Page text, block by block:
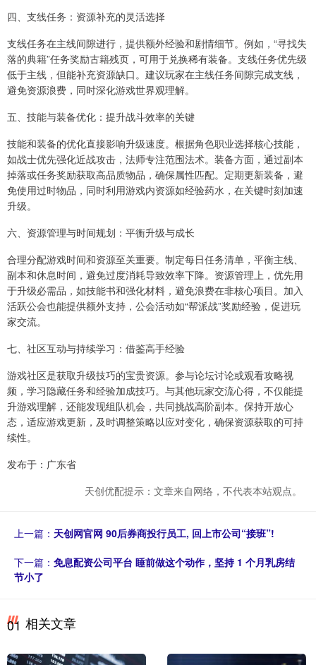
四、支线任务：资源补充的灵活选择
支线任务在主线间隙进行，提供额外经验和剧情细节。例如，“寻找失
落的典籍”任务奖励古籍残页，可用于兑换稀有装备。支线任务优先级
低于主线，但能补充资源缺口。建议玩家在主线任务间隙完成支线，
避免资源浪费，同时深化游戏世界观理解。
五、技能与装备优化：提升战斗效率的关键
技能和装备的优化直接影响升级速度。根据角色职业选择核心技能，
如战士优先强化近战攻击，法师专注范围法术。装备方面，通过副本
掉落或任务奖励获取高品质物品，确保属性匹配。定期更新装备，避
免使用过时物品，同时利用游戏内资源如经验药水，在关键时刻加速
升级。
六、资源管理与时间规划：平衡升级与成长
合理分配游戏时间和资源至关重要。制定每日任务清单，平衡主线、
副本和休息时间，避免过度消耗导致效率下降。资源管理上，优先用
于升级必需品，如技能书和强化材料，避免浪费在非核心项目。加入
活跃公会也能提供额外支持，公会活动如“帮派战”奖励经验，促进玩
家交流。
七、社区互动与持续学习：借鉴高手经验
游戏社区是获取升级技巧的宝贵资源。参与论坛讨论或观看攻略视
频，学习隐藏任务和经验加成技巧。与其他玩家交流心得，不仅能提
升游戏理解，还能发现组队机会，共同挑战高阶副本。保持开放心
态，适应游戏更新，及时调整策略以应对变化，确保资源获取的可持
续性。
发布于：广东省
天创优配提示：文章来自网络，不代表本站观点。
上一篇： 天创网官网 90后券商投行员工, 回上市公司“接班”!
下一篇： 免息配资公司平台 睡前做这个动作，坚持 1 个月乳房结
节小了
01 相关文章